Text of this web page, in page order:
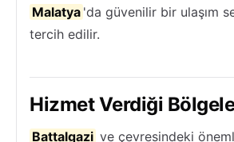
Malatya 'da güvenilir bir ulaşım
tercih edilir.
Hizmet Verdiği
Battalgazi ve çevresindeki